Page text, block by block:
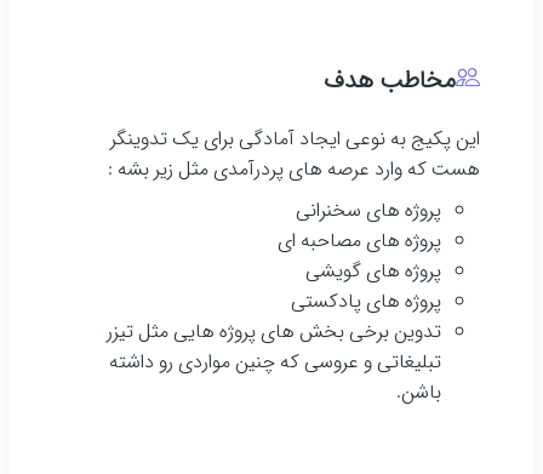
مخاطب هدف
این پکیج به نوعی ایجاد آمادگی برای یک تدوینگر
هست که وارد عرصه های پردرآمدی مثل زیر بشه :
پروژه های سخنرانی
پروژه های مصاحبه ای
پروژه های گویشی
پروژه های پادکستی
تدوین برخی بخش های پروژه هایی مثل تیزر
تبلیغاتی و عروسی که چنین مواردی رو داشته
باشن.